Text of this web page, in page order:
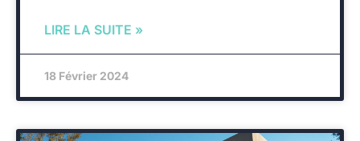
LIRE LA SUITE »
18 Février 2024